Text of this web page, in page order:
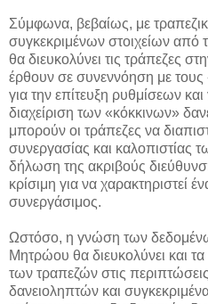
Σύμφωνα, βεβαίως, με
συγκεκριμένων στοιχείων
θα διευκολύνει τις τράπεζες
έρθουν σε συνεννόηση με τους
για την επίτευξη ρυθμίσεων και
διαχείριση των «κόκκινων»
μπορούν οι τράπεζες να
συνεργασίας και καλοπιστίας
δήλωση της ακριβούς
κρίσιμη για να χαρακτηριστεί
συνεργάσιμος.
Ωστόσο, η γνώση των
Μητρώου θα διευκολύνει και
των τραπεζών στις
δανειοληπτών και